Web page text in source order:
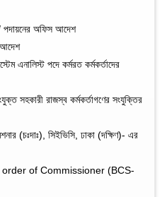
অফিস আদেশ
এনালিস্ট পদে কর্মরত কর্মকর্তাদের
সহকারী রাজস্ব কর্মকর্তাগণের সংযুক্তির
সিইভিসি, ঢাকা (দক্ষিণ)- এর
of Commissioner (BCS-